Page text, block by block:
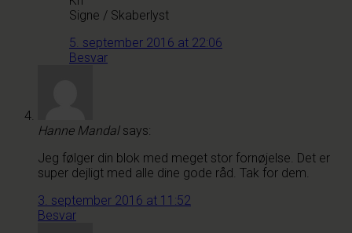
Signe / Skaberlyst
5. september 2016 at 22:06
Besvar
Hanne Mandal says:
Jeg følger din blok med meget stor fornøjelse. Det er
super dejligt med alle dine gode råd. Tak for dem.
3. september 2016 at 11:52
Besvar